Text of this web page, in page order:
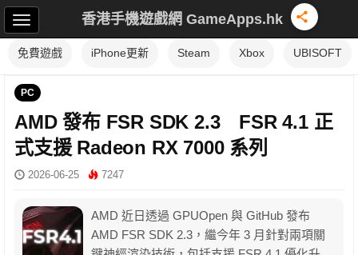
香港手機遊戲網 GameApps.hk
免費遊戲 iPhone更新 Steam Xbox UBISOFT
PC
AMD 發布 FSR SDK 2.3 FSR 4.1 正
式支援 Radeon RX 7000 系列
2026-06-25 7247
AMD 近日透過 GPUOpen 與 GitHub 發布
AMD FSR SDK 2.3，繼今年 3 月針對兩項關